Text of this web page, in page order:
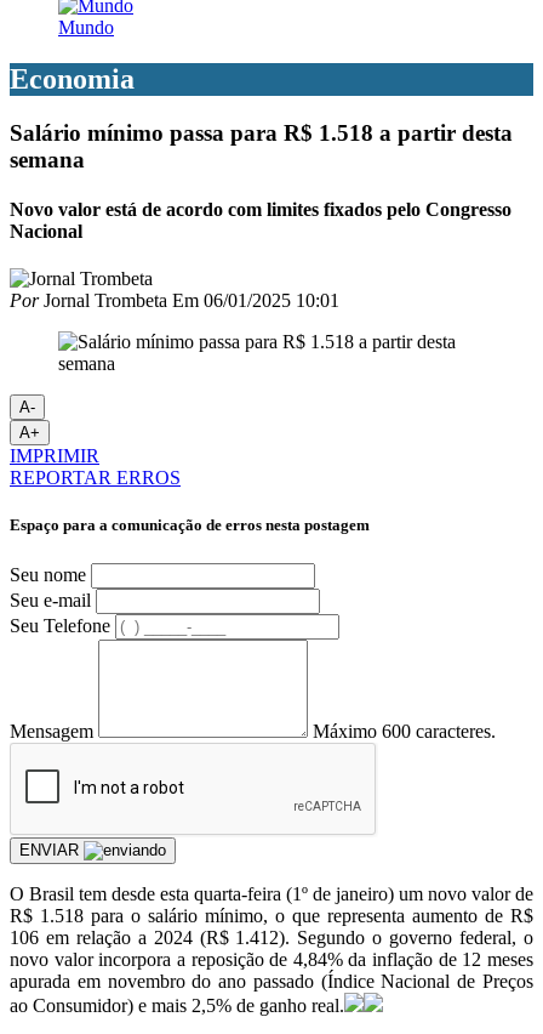
Mundo
Economia
Salário mínimo passa para R$ 1.518 a partir desta
semana
Novo valor está de acordo com limites fixados pelo Congresso
Nacional
PorJornal Trombeta Em 06/01/2025 10:01
A-
A+
IMPRIMIR
REPORTAR ERROS
Espaço para a comunicação de erros nesta postagem
Seu nome
Seu e-mail
Seu Telefone
Mensagem Máximo 600 caracteres.
ENVIAR
O Brasil tem desde esta quarta-feira (1º de janeiro) um novo valor de
R$ 1.518 para o salário mínimo, o que representa aumento de R$
106 em relação a 2024 (R$ 1.412). Segundo o governo federal, o
novo valor incorpora a reposição de 4,84% da inflação de 12 meses
apurada em novembro do ano passado (Índice Nacional de Preços
ao Consumidor) e mais 2,5% de ganho real.